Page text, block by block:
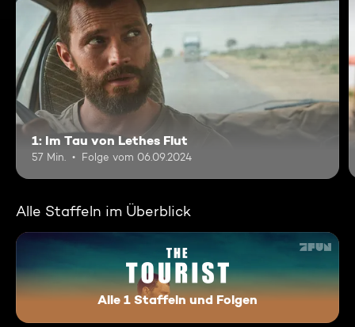
1: Im Tau von Lethes Flut
57 Min. Folge vom 06.09.2024
Alle Staffeln im Überblick
Alle 1 Staffeln und Folgen